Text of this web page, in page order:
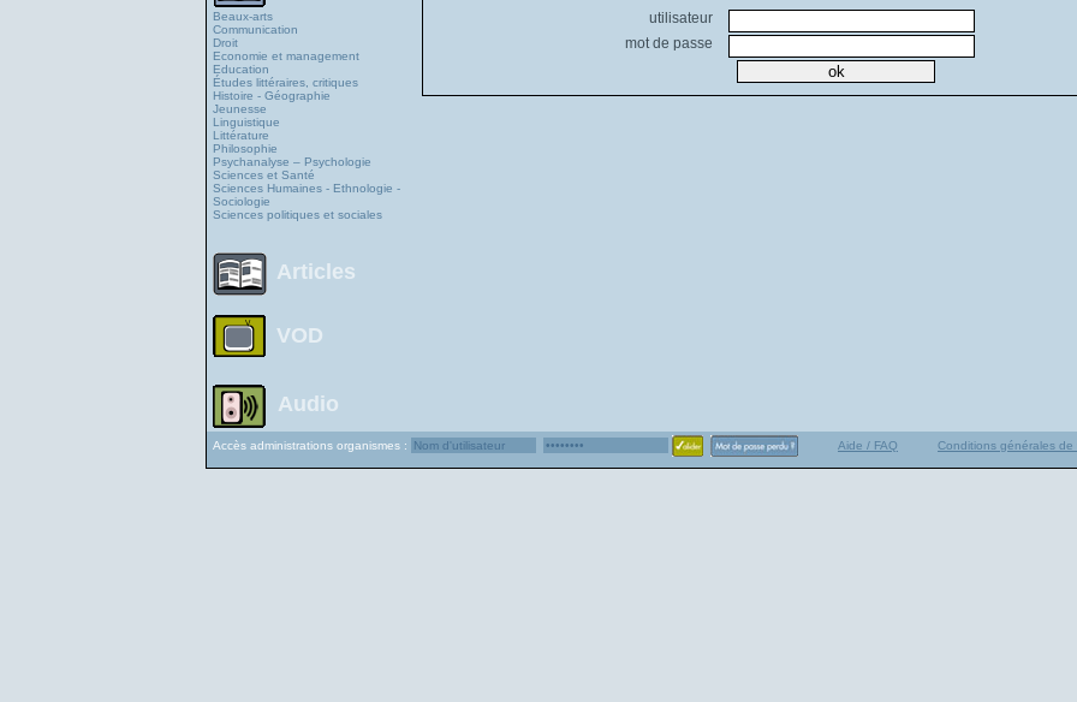
Beaux-arts
Communication
Droit
Economie et management
Education
Études littéraires, critiques
Histoire - Géographie
Jeunesse
Linguistique
Littérature
Philosophie
Psychanalyse – Psychologie
Sciences et Santé
Sciences Humaines - Ethnologie -
Sociologie
Sciences politiques et sociales
Articles
VOD
Audio
utilisateur
mot de passe
Accès administrations organismes : Aide / FAQ Conditions générales de